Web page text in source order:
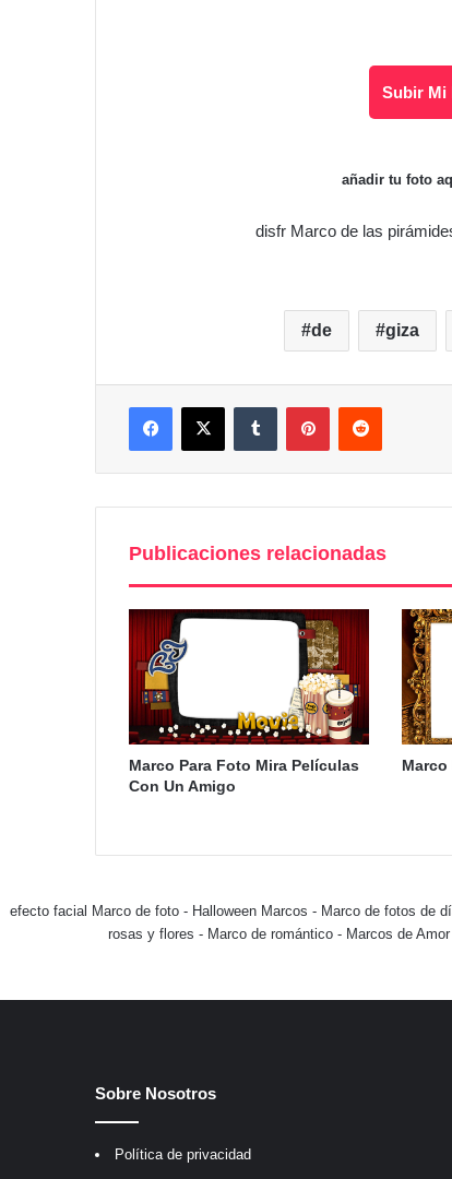
Subir Mi
añadir tu foto
disfr Marco de las
de giza
FacebookX Tumblr PinterestReddit
Publicaciones relacionadas
Marco Para Foto Mira Películas
Con Un Amigo
efecto facial Marco de foto - Halloween Marcos - Marco de fotos de
rosas y flores - Marco de romántico- Marcos de Amor
Sobre Nosotros
Política de privacidad